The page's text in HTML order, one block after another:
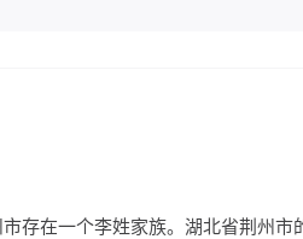
存在一个李姓家族。湖北省荆州市